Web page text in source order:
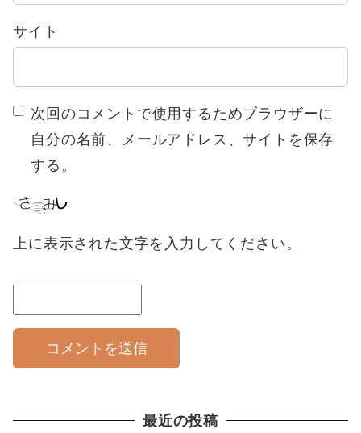
サイト
次回のコメントで使用するためブラウザーに
自分の名前、メールアドレス、サイトを保存
する。
上に表示された文字を入力してください。
最近の投稿